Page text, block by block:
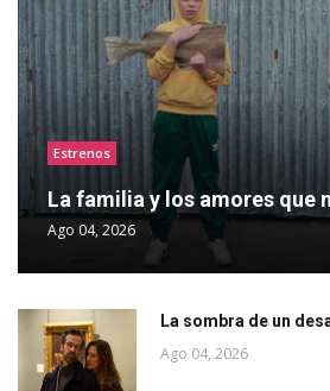
Estrenos
La familia y los amores que
Ago 04, 2026
La sombra de un
Ago 04, 2026